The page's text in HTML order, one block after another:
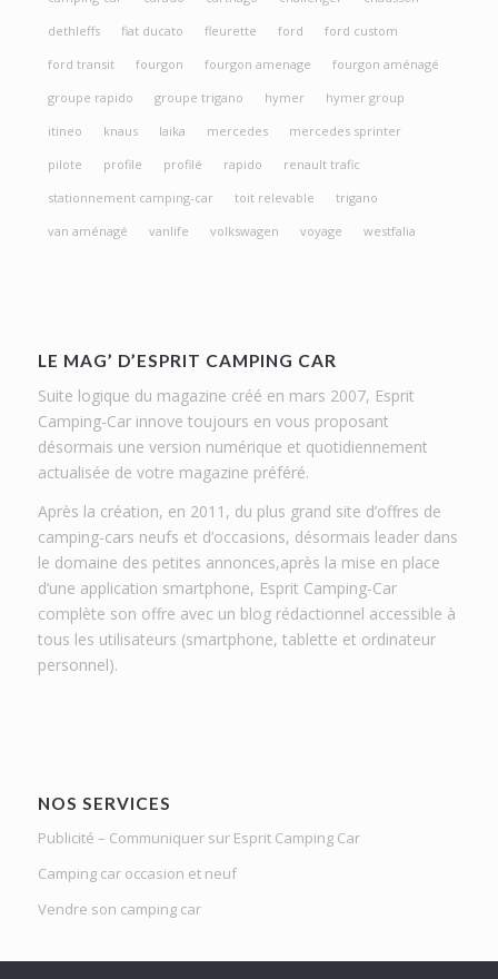
dethleffs
fiat ducato fleurette ford
ford custom
ford transit
fourgon fourgon amenage
fourgon aménagé
groupe rapido
groupe trigano hymer
hymer group
itineo
knaus laika mercedes
mercedes sprinter
pilote
profile profilé rapido
renault trafic
stationnement camping-car
toit relevable
trigano
van aménagé
vanlife volkswagen voyage westfalia
LE MAG’ D’ESPRIT CAMPING CAR
Suite logique du magazine créé en mars 2007, Esprit
Camping-Car innove toujours en vous proposant
désormais une version numérique et quotidiennement
actualisée de votre magazine préféré.
Après la création, en 2011, du plus grand site d’offres de
camping-cars neufs et d’occasions, désormais leader dans
le domaine des petites annonces,après la mise en place
d’une application smartphone, Esprit Camping-Car
complète son offre avec un blog rédactionnel accessible à
tous les utilisateurs (smartphone, tablette et ordinateur
personnel).
NOS SERVICES
Publicité – Communiquer sur Esprit Camping Car
Camping car occasion et neuf
Vendre son camping car